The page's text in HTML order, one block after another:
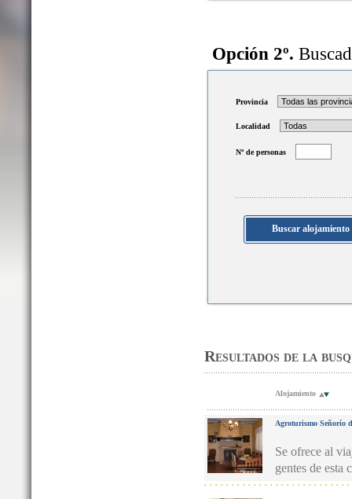
Opción 2º.
Provincia
Localidad
Nº de personas
Resultados de la
Alojamiento
Agroturismo Señorío
Se ofrece al
gentes de esta